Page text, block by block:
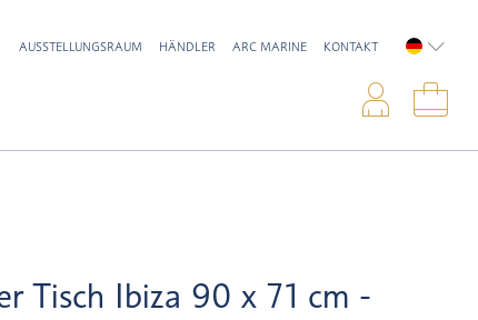
AUSSTELLUNGSRAUM HÄNDLER ARC MARINE KONTAKT
Tisch Ibiza 90 x 71 cm -